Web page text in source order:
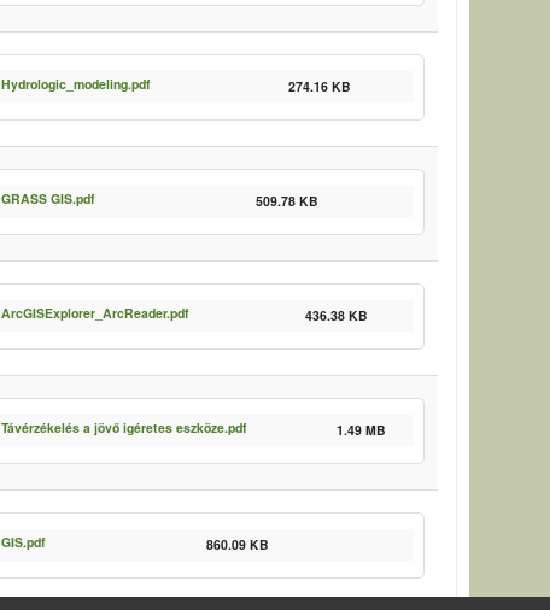
Hydrologic_modeling.pdf 274.16 KB
GRASS GIS.pdf 509.78 KB
ArcGISExplorer_ArcReader.pdf 436.38 KB
Távérzékelés a jövő igéretes eszköze.pdf 1.49 MB
GIS.pdf 860.09 KB